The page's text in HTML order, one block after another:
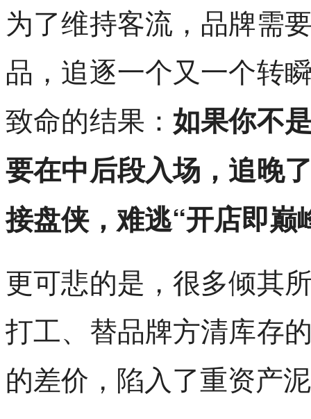
为了维持客流，品牌需
品，追逐一个又一个转
致命的结果： 如果你不
要在中后段入场，追晚
接盘侠，难逃“开店即巅
更可悲的是，很多倾其
打工、替品牌方清库存
的差价，陷入了重资产